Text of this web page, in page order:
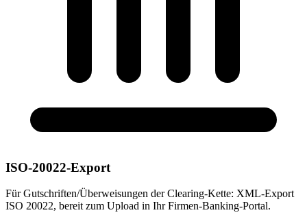
ISO-20022-Export
Für Gutschriften/Überweisungen der Clearing-Kette: XML-Export
ISO 20022, bereit zum Upload in Ihr Firmen-Banking-Portal.